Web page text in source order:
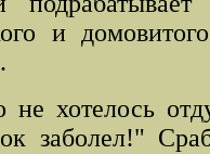
и
не хотелось
заболел!"